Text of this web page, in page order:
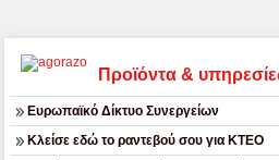
Προϊόντα &
Ευρωπαϊκό Δίκτυο Συνεργείων
Κλείσε εδώ το ραντεβού σου για ΚΤΕΟ